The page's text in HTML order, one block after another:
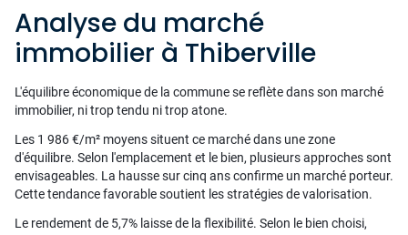
Analyse du marché
immobilier à Thiberville
L'équilibre économique de la commune se reflète dans son marché
immobilier, ni trop tendu ni trop atone.
Les 1 986 €/m² moyens situent ce marché dans une zone
d'équilibre. Selon l'emplacement et le bien, plusieurs approches sont
envisageables. La hausse sur cinq ans confirme un marché porteur.
Cette tendance favorable soutient les stratégies de valorisation.
Le rendement de 5,7% laisse de la flexibilité. Selon le bien choisi,